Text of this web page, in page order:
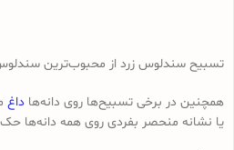
تسبیح سندلوس زرد از محبوب‌ترین
همچنین در برخی تسبیح‌ها روی دانه‌ها داغ
یا نشانه منحصر بفردی روی همه دانه‌ها